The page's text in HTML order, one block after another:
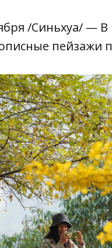
/Синьхуа/ — В
пейзажи